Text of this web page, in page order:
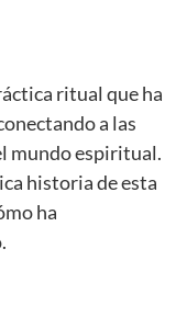
ritual que ha
a las
mundo espiritual.
historia de esta
ha